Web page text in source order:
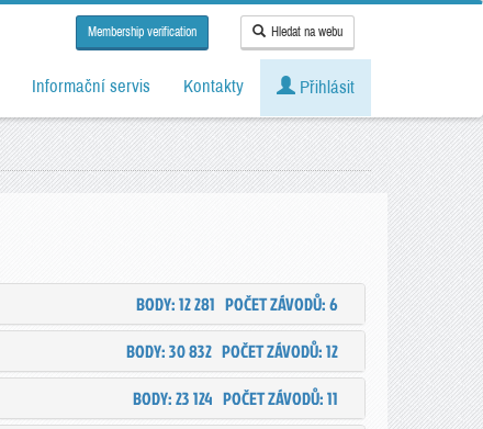
Membership verification Hledat na webu
Informační servis Kontakty Přihlásit
POČET ZÁVODŮ: 6
BODY: 12 281
POČET ZÁVODŮ: 12
BODY: 30 832
POČET ZÁVODŮ: 11
BODY: 23 124